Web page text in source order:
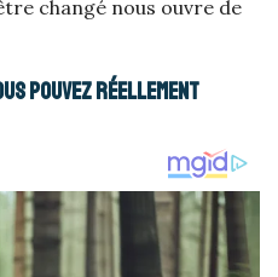
changé nous ouvre de
pouvez réellement